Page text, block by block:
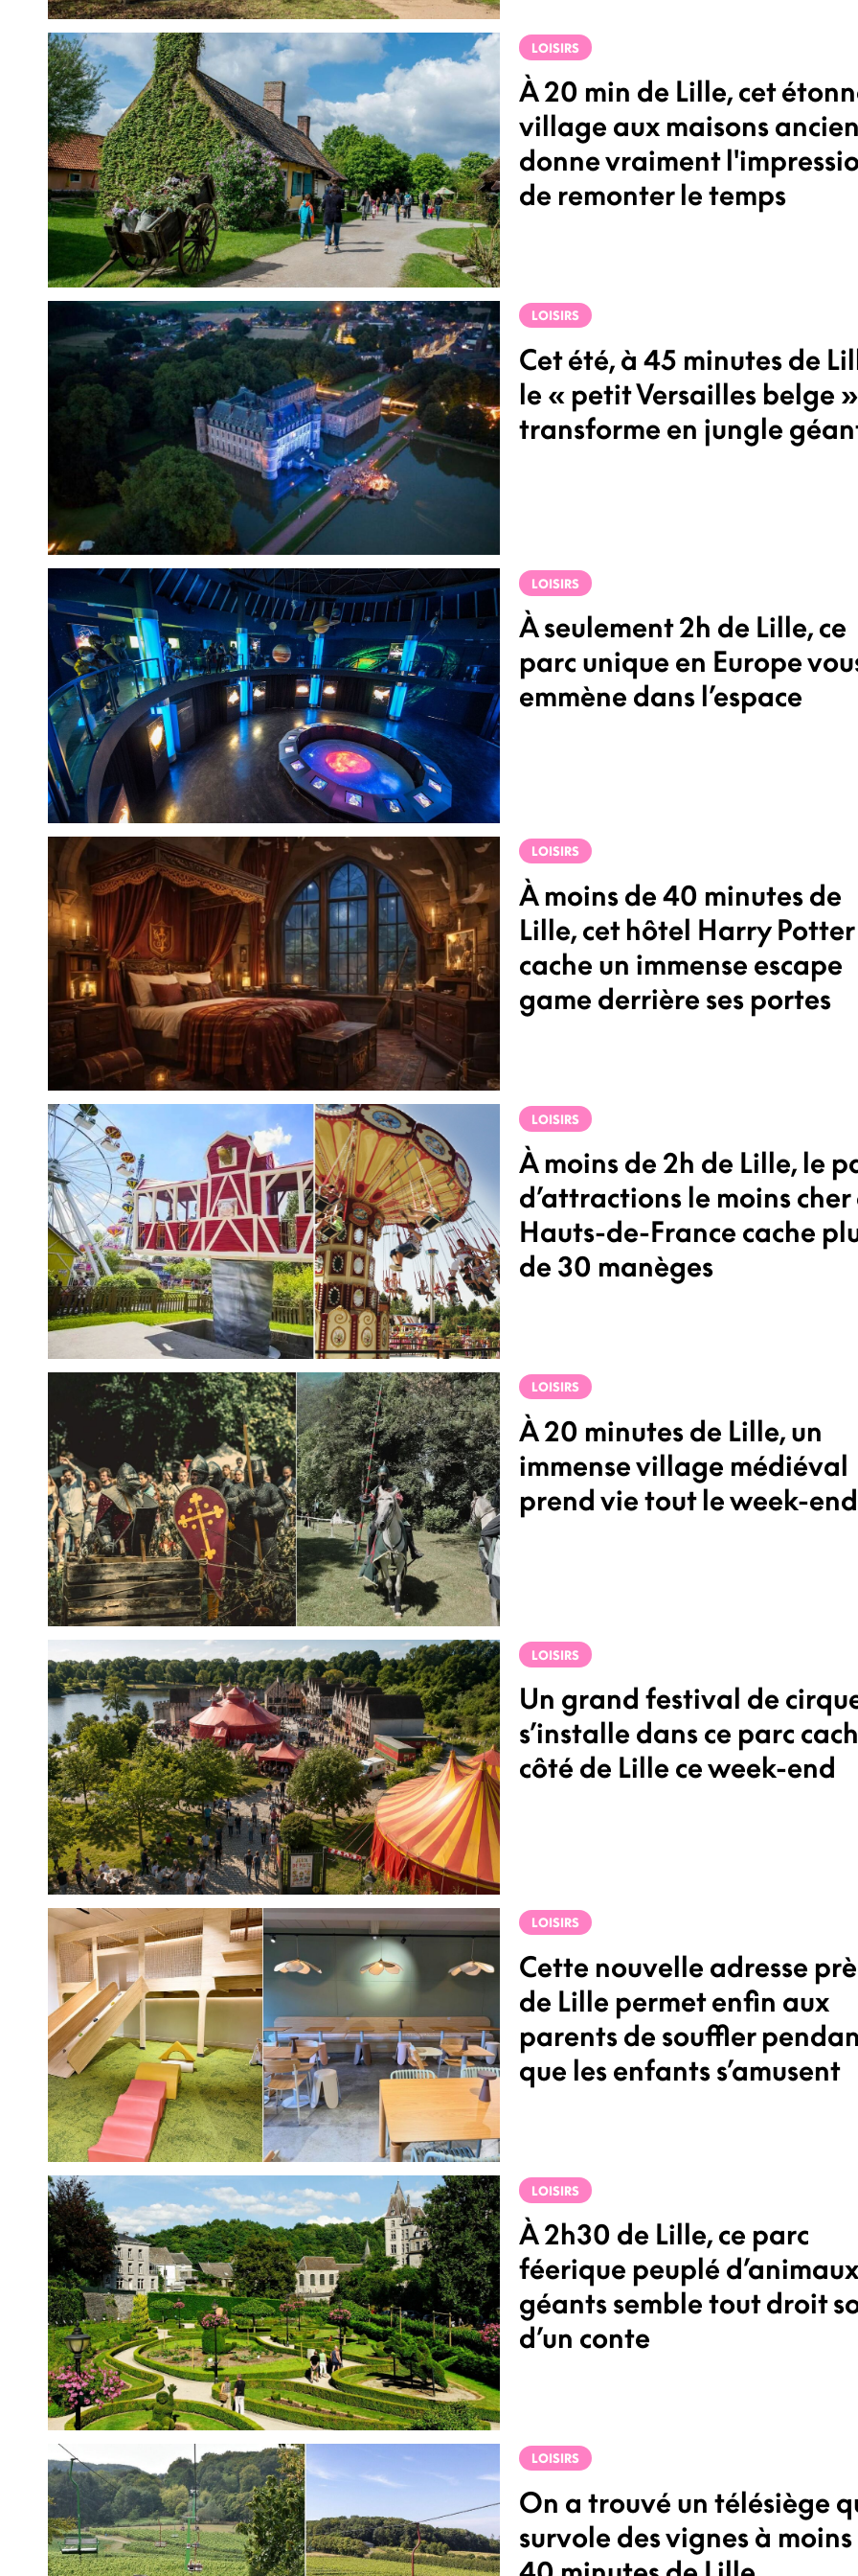
LOISIRS
À 20 min de Lille, cet
village aux maisons
donne vraiment
de remonter le temps
LOISIRS
Cet été, à 45 minutes de
le « petit Versailles belge
transforme en jungle
LOISIRS
À seulement 2h de Lille, ce
parc unique en Europe
emmène dans l’espace
LOISIRS
À moins de 40 minutes de
Lille, cet hôtel Harry Potter
cache un immense escape
game derrière ses portes
LOISIRS
À moins de 2h de Lille, le
d’attractions le moins cher
Hauts-de-France cache
de 30 manèges
LOISIRS
À 20 minutes de Lille, un
immense village médiéval
prend vie tout le week-end
LOISIRS
Un grand festival de
s’installe dans ce parc
côté de Lille ce week-end
LOISIRS
Cette nouvelle adresse
de Lille permet enfin aux
parents de souffler
que les enfants s’amusent
LOISIRS
À 2h30 de Lille, ce parc
féerique peuplé d’animaux
géants semble tout droit
d’un conte
LOISIRS
On a trouvé un télésiège
survole des vignes à